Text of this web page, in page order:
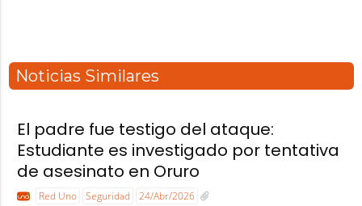
Noticias Similares
El padre fue testigo del ataque:
Estudiante es investigado por tentativa
de asesinato en Oruro
Red Uno Seguridad 24/Abr/2026